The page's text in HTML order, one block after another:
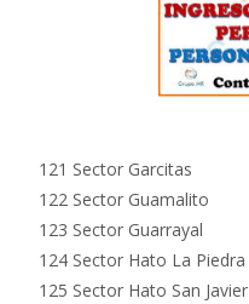
121 Sector Garcitas
122 Sector Guamalito
123 Sector Guarrayal
124 Sector Hato La Piedra
125 Sector Hato San Javier